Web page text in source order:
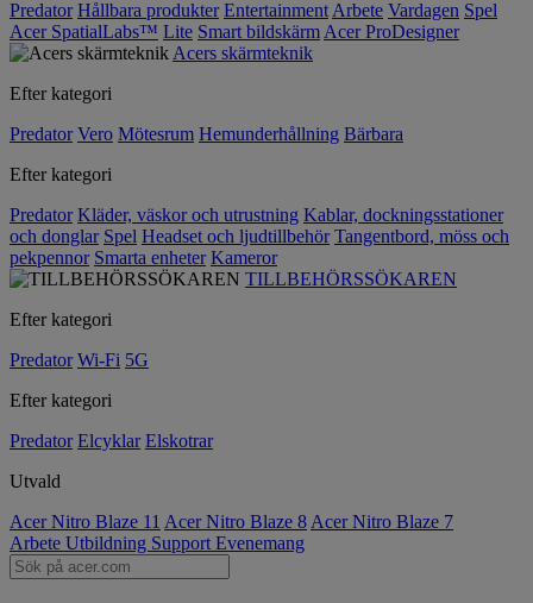
Predator Hållbara produkter Entertainment Arbete Vardagen Spel
Acer SpatialLabs™ Lite Smart bildskärm Acer ProDesigner
Acers skärmteknik
Efter kategori
Predator Vero Mötesrum Hemunderhållning Bärbara
Efter kategori
Predator Kläder, väskor och utrustning Kablar, dockningsstationer
och donglar Spel Headset och ljudtillbehör Tangentbord, möss och
pekpennor Smarta enheter Kameror
TILLBEHÖRSSÖKAREN
Efter kategori
Predator Wi-Fi 5G
Efter kategori
Predator Elcyklar Elskotrar
Utvald
Acer Nitro Blaze 11 Acer Nitro Blaze 8 Acer Nitro Blaze 7
Arbete Utbildning Support Evenemang